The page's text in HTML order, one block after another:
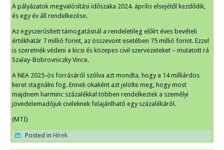
A pályázatok megvalósítási időszaka 2024. április elsejétől kezdődik,
és egy év áll rendelkezése.
Az egyszerűsített támogatásnál a rendeletileg előírt éves bevételi
értékhatár 7 millió forint, az összevont esetében 75 millió forint. Ezzel
is szeretnék védeni a kicsi és közepes civil szervezeteket – mutatott rá
Szalay-Bobrovniczky Vince.
A NEA 2025-ös forrásáról szólva azt mondta, hogy a 14 milliárdos
keret stagnálni fog. Ennek okaként azt jelölte meg, hogy most
majdnem harminc százalékkal többen rendelkeztek a személyi
jövedelemadójuk civileknek felajánlható egy százalékáról.
(MTI)
Posted in Hírek